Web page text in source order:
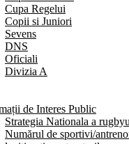
Cupa Regelui
Copii si Juniori
Sevens
DNS
Oficiali
Divizia A
de Interes Public
Strategia Nationala a
Numărul de sportivi/